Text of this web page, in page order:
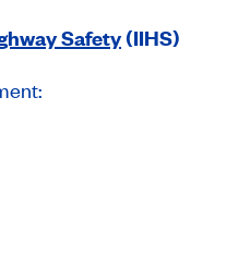
Safety(IIHS)